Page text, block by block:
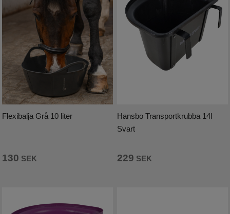
Kapsoner
Tyglar
Hjälptyglar
Bett
Grimmor och grimskaft
Boots och benskydd
Täcken och huvor
Flexibalja Grå 10 liter
130 SEK
Hansbo Transportkrubba 14l
Svart
229 SEK